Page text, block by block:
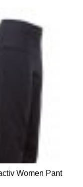
Women Pant